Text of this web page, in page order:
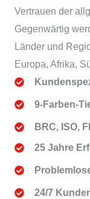
Vertrauen der
Gegenwärtig
Länder und
Europa, Afrika,
9-Farben-
BRC, ISO,
25 Jahre
24/7